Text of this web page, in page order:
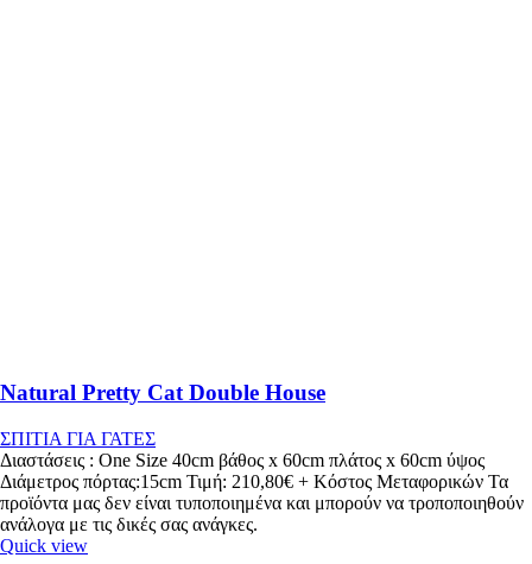
Natural Pretty Cat Double House
ΣΠΙΤΙΑ ΓΙΑ ΓΑΤΕΣ
Διαστάσεις : One Size 40cm βάθος x 60cm πλάτος x 60cm ύψος
Διάμετρος πόρτας:15cm Τιμή: 210,80€ + Κόστος Μεταφορικών Τα
προϊόντα μας δεν είναι τυποποιημένα και μπορούν να τροποποιηθούν
ανάλογα με τις δικές σας ανάγκες.
Quick view